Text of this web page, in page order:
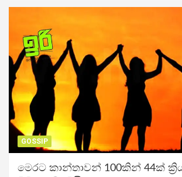
GOSSIP
මෙරට කාන්තාවන් 100කින් 44ක්